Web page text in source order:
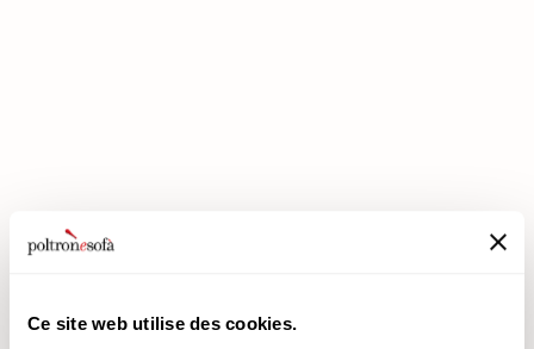
Ce site web utilise des cookies.